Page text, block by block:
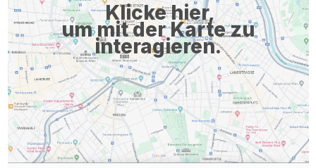
Klicke hier,
um mit der Karte zu
interagieren.